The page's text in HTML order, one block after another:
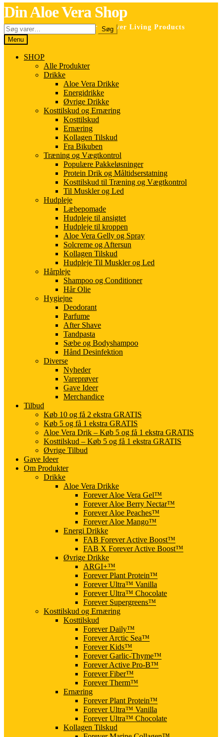
Spring
til
navigation
Spring
til
indhold
Din Aloe Vera Shop
Selvstændig forhandler for Forever Living Products
Søg
efter:
Søg
Menu
SHOP
Alle Produkter
Drikke
Aloe Vera Drikke
Energidrikke
Øvrige Drikke
Kosttilskud og Ernæring
Kosttilskud
Ernæring
Kollagen Tilskud
Fra Bikuben
Træning og Vægtkontrol
Populære Pakkeløsninger
Protein Drik og Måltidserstatning
Kosttilskud til Træning og Vægtkontrol
Til Muskler og Led
Hudpleje
Læbepomade
Hudpleje til ansigtet
Hudpleje til kroppen
Aloe Vera Gelly og Spray
Solcreme og Aftersun
Kollagen Tilskud
Hudpleje Til Muskler og Led
Hårpleje
Shampoo og Conditioner
Hår Olie
Hygiejne
Deodorant
Parfume
After Shave
Tandpasta
Sæbe og Bodyshampoo
Hånd Desinfektion
Diverse
Nyheder
Vareprøver
Gave Ideer
Merchandice
Tilbud
Køb 10 og få 2 ekstra GRATIS
Køb 5 og få 1 ekstra GRATIS
Aloe Vera Drik – Køb 5 og få 1 ekstra GRATIS
Kosttilskud – Køb 5 og få 1 ekstra GRATIS
Øvrige Tilbud
Gave Ideer
Om Produkter
Drikke
Aloe Vera Drikke
Forever Aloe Vera Gel™
Forever Aloe Berry Nectar™
Forever Aloe Peaches™
Forever Aloe Mango™
Energi Drikke
FAB Forever Active Boost™
FAB X Forever Active Boost™
Øvrige Drikke
ARGI+™
Forever Plant Protein™
Forever Ultra™ Vanilla
Forever Ultra™ Chocolate
Forever Supergreens™
Kosttilskud og Ernæring
Kosttilskud
Forever Daily™
Forever Arctic Sea™
Forever Kids™
Forever Garlic-Thyme™
Forever Active Pro-B™
Forever Fiber™
Forever Therm™
Ernæring
Forever Plant Protein™
Forever Ultra™ Vanilla
Forever Ultra™ Chocolate
Kollagen Tilskud